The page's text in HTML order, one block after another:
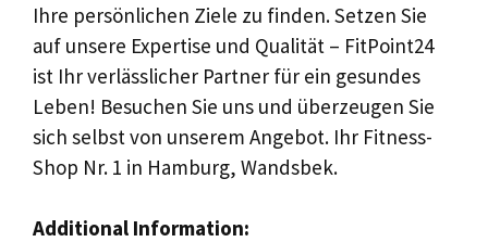
Ihre persönlichen Ziele zu finden. Setzen Sie
auf unsere Expertise und Qualität – FitPoint24
ist Ihr verlässlicher Partner für ein gesundes
Leben! Besuchen Sie uns und überzeugen Sie
sich selbst von unserem Angebot. Ihr Fitness-
Shop Nr. 1 in Hamburg, Wandsbek.
Additional Information: